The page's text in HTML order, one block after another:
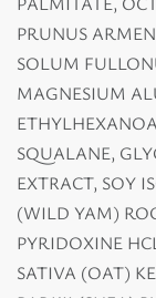
PRUNUS
SOLUM
MAGNESIUM
SQUALANE,
EXTRACT, SOY
(WILD YAM)
PYRIDOXINE
SATIVA (OAT)